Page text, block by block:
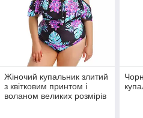
Жіночий купальник злитий
з квітковим принтом і
воланом великих розмірів